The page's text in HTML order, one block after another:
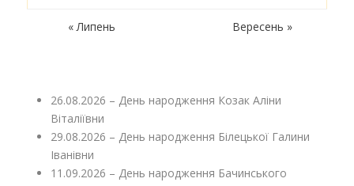
« Липень Вересень »
26.08.2026 – День народження Козак Аліни
Віталіївни
29.08.2026 – День народження Білецької Галини
Іванівни
11.09.2026 – День народження Бачинського